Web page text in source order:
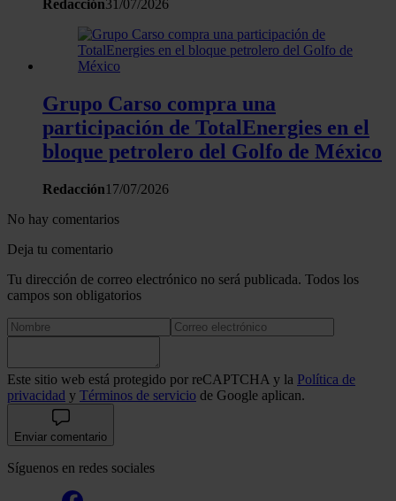
con otra información que les haya proporcionado o que
recopilado a partir del uso que haya hecho de sus servicios.
Redacción31/07/2026
Grupo Carso compra una
participación de TotalEnergies en el
bloque petrolero del Golfo de México
Redacción17/07/2026
No hay comentarios
Deja tu comentario
Tu dirección de correo electrónico no será publicada. Todos los
campos son obligatorios
Este sitio web está protegido por reCAPTCHA y la Política de
privacidad y Términos de servicio de Google aplican.
Enviar comentario
Síguenos en redes sociales